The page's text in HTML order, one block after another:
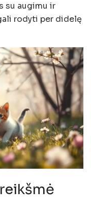
su augimu ir
rodyti per didelę